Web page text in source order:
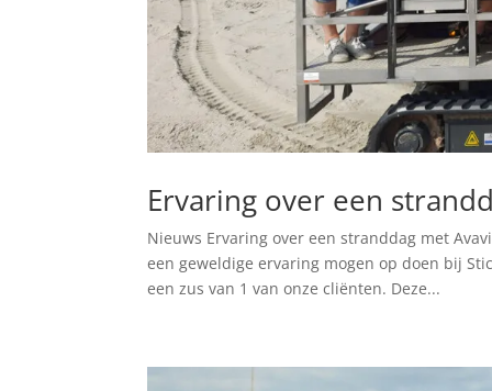
Ervaring over een
Nieuws Ervaring over een stranddag met
een geweldige ervaring mogen op doen bij
een zus van 1 van onze cliënten. Deze...